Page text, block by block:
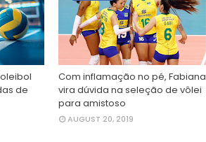
de
Com inflamação no pé, Fabiana
vira dúvida na seleção de vôlei
para amistoso
AUGUST 20, 2019